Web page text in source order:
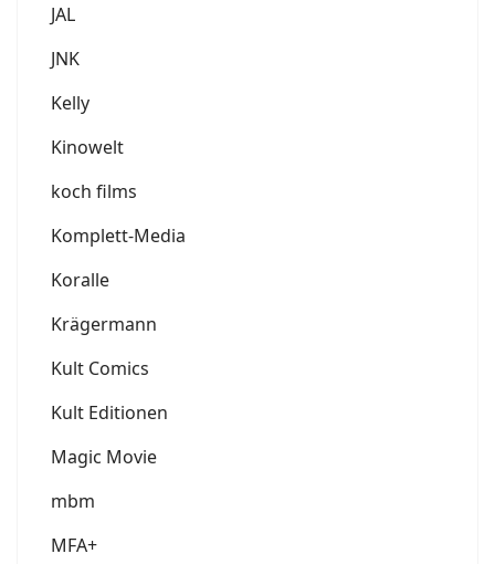
JAL
JNK
Kelly
Kinowelt
koch films
Komplett-Media
Koralle
Krägermann
Kult Comics
Kult Editionen
Magic Movie
mbm
MFA+